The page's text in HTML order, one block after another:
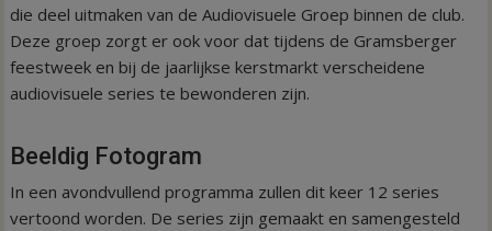
die deel uitmaken van de Audiovisuele Groep binnen de club.
Deze groep zorgt er ook voor dat tijdens de Gramsberger
feestweek en bij de jaarlijkse kerstmarkt verscheidene
audiovisuele series te bewonderen zijn.
Beeldig Fotogram
In een avondvullend programma zullen dit keer 12 series
vertoond worden. De series zijn gemaakt en samengesteld